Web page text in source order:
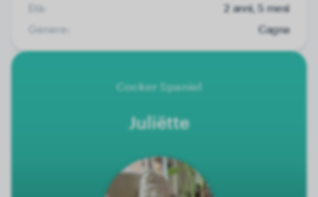
Età:
2 anni, 5 mesi
Genere:
Cagna
Cocker Spaniel
Juliëtte